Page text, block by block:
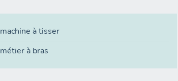
machine à tisser
métier à bras